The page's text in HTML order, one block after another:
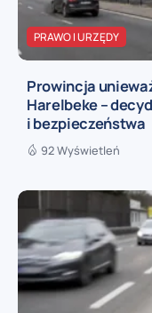
PRAWO I URZĘDY
Prowincja
Harelbeke –
i bezpieczeństwa
92 Wyświetleń